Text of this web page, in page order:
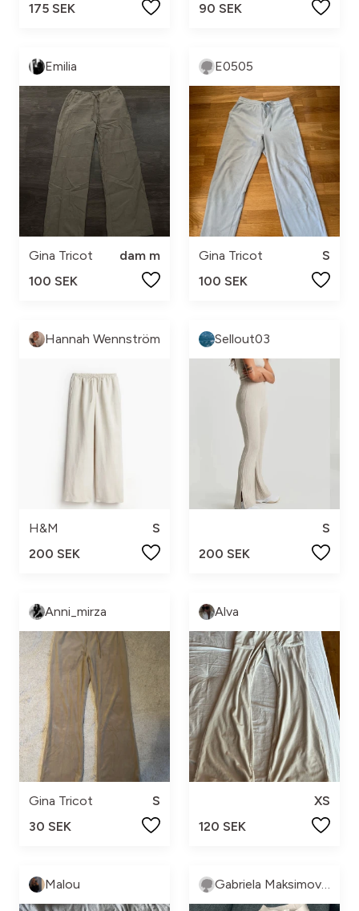
175 SEK
90 SEK
Emilia
Gina Tricot
dam m
100 SEK
E0505
Gina Tricot
S
100 SEK
Hannah Wennström
H&M
S
200 SEK
Sellout03
S
200 SEK
Anni_mirza
Gina Tricot
S
30 SEK
Alva
XS
120 SEK
Malou Gabriela Maksimovic